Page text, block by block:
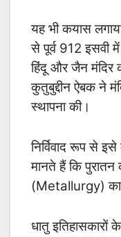
यह भी कयास
से पूर्व 912 इसवी में
हिंदू और जैन मंदिर
कुतुबुद्दीन ऐबक ने
स्थापना की।
निर्विवाद रूप से
मानते हैं कि पुरातन
(Metallurgy) का
धातु इतिहासकारों